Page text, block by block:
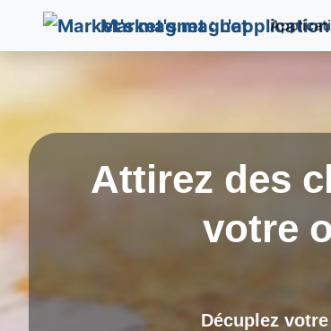
Market's magnet
Attirez des
votre
Décuplez